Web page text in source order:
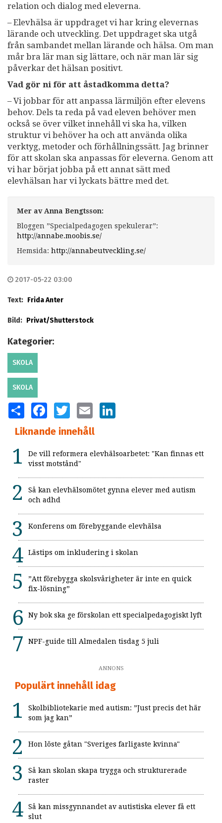
relation och dialog med eleverna.
– Elevhälsa är uppdraget vi har kring elevernas
lärande och utveckling. Det uppdraget ska utgå
från sambandet mellan lärande och hälsa. Om man
mår bra lär man sig lättare, och när man lär sig
påverkar det hälsan positivt.
Vad gör ni för att åstadkomma detta?
– Vi jobbar för att anpassa lärmiljön efter elevens
behov. Dels ta reda på vad eleven behöver men
också se över vilket innehåll vi ska ha, vilken
struktur vi behöver ha och att använda olika
verktyg, metoder och förhållningssätt. Jag brinner
för att skolan ska anpassas för eleverna. Genom att
vi har börjat jobba på ett annat sätt med
elevhälsan har vi lyckats bättre med det.
Mer av Anna Bengtsson:
Bloggen ”Specialpedagogen spekulerar”:
http://annabe.moobis.se/
Hemsida: http://annabeutveckling.se/
2017-05-22 03:00
Text: Frida Anter
Bild: Privat/Shutterstock
Kategorier:
SKOLA
SKOLA
SHARE FACEBOOKTWITTER EMAIL
Liknande innehåll
De vill reformera elevhälsoarbetet: "Kan finnas ett
visst motstånd"
Så kan elevhälsomötet gynna elever med autism
och adhd
Konferens om förebyggande elevhälsa
Lästips om inkludering i skolan
”Att förebygga skolsvårigheter är inte en quick
fix-lösning”
Ny bok ska ge förskolan ett specialpedagogiskt lyft
NPF-guide till Almedalen tisdag 5 juli
ANNONS
Populärt innehåll idag
Skolbibliotekarie med autism: ”Just precis det här
som jag kan”
Hon löste gåtan "Sveriges farligaste kvinna"
Så kan skolan skapa trygga och strukturerade
raster
Så kan missgynnandet av autistiska elever få ett
slut